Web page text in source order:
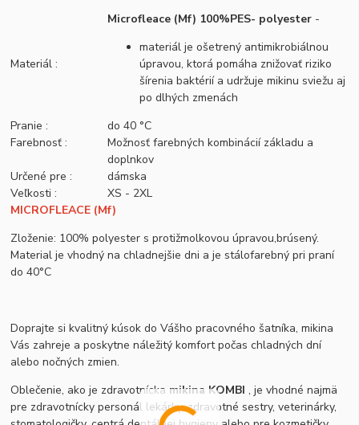
Materiál :
Microfleace (Mf) 100%PES- polyester -
materiál je ošetrený antimikrobiálnou
úpravou, ktorá pomáha znižovať riziko
šírenia baktérií a udržuje mikinu sviežu aj
po dlhých zmenách
Pranie :
do 40 °C
Farebnosť :
Možnosť farebných kombinácií základu a
doplnkov
Určené pre :
dámska
Veľkosti :
XS - 2XL
MICROFLEACE (Mf)
Zloženie: 100% polyester s protižmolkovou úpravou,brúsený.
Material je vhodný na chladnejšie dni a je stálofarebný pri praní
do 40°C
Doprajte si kvalitný kúsok do Vášho pracovného šatníka, mikina
Vás zahreje a poskytne náležitý komfort počas chladných dní
alebo nočných zmien.
Oblečenie, ako je zdravotnícka mikina KOMBI , je vhodné najmä
pre zdravotnícky personál lekárky, zdravotné sestry, veterinárky,